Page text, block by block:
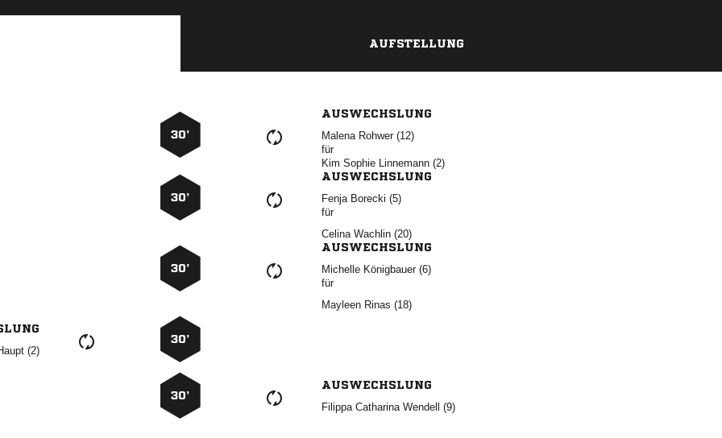
AUFSTELLUNG
30’
AUSWECHSLUNG
  
für
   
30’
AUSWECHSLUNG
  
für
  
30’
AUSWECHSLUNG
  
für
  

30’
30’
AUSWECHSLUNG
   